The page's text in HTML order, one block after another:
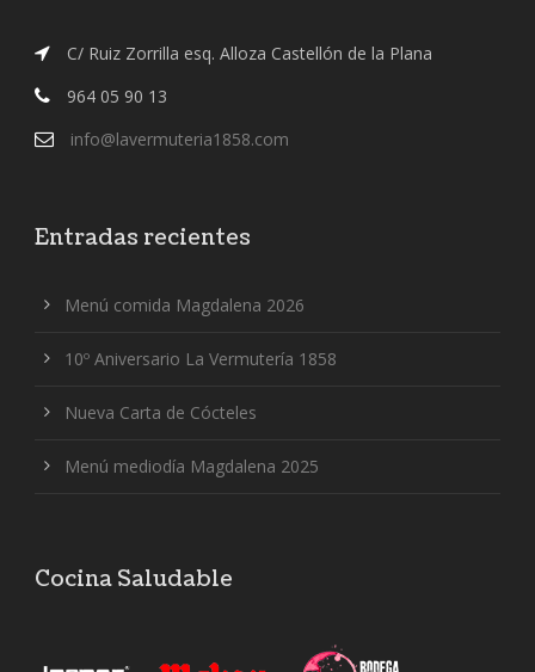
C/ Ruiz Zorrilla esq. Alloza Castellón de la Plana
964 05 90 13
info@lavermuteria1858.com
Entradas recientes
Menú comida Magdalena 2026
10º Aniversario La Vermutería 1858
Nueva Carta de Cócteles
Menú mediodía Magdalena 2025
Cocina Saludable